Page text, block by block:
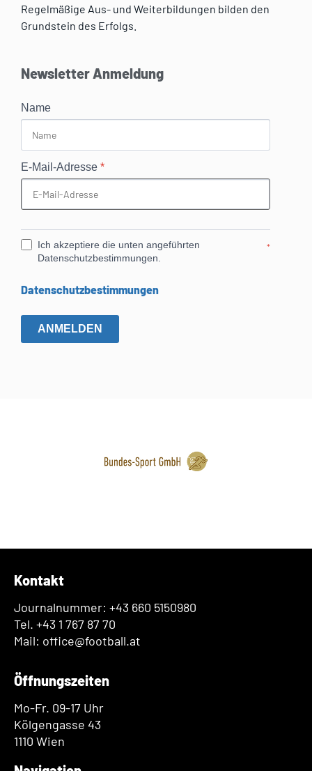
Regelmäßige Aus- und Weiterbildungen bilden den
Grundstein des Erfolgs.
Newsletter Anmeldung
Name
E-Mail-Adresse *
Ich akzeptiere die unten angeführten
Datenschutzbestimmungen.
*
Datenschutzbestimmungen
ANMELDEN
Kontakt
Journalnummer: +43 660 5150980
Tel. +43 1 767 87 70
Mail: office@football.at
Öffnungszeiten
Mo-Fr. 09-17 Uhr
Kölgengasse 43
1110 Wien